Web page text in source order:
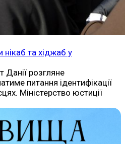
нікаб та хіджаб у
Данії розгляне
питання ідентифікації
Міністерство юстиції